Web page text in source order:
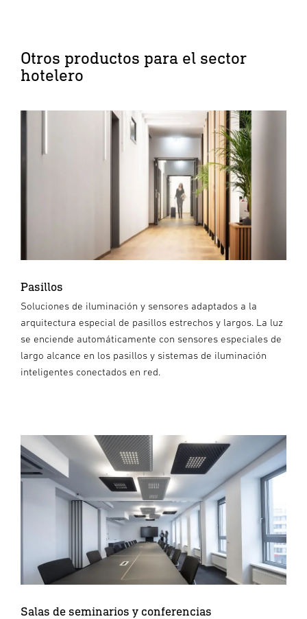
Otros productos para el sector
hotelero
Pasillos
Soluciones de iluminación y sensores adaptados a la
arquitectura especial de pasillos estrechos y largos. La luz
se enciende automáticamente con sensores especiales de
largo alcance en los pasillos y sistemas de iluminación
inteligentes conectados en red.
Salas de seminarios y conferencias